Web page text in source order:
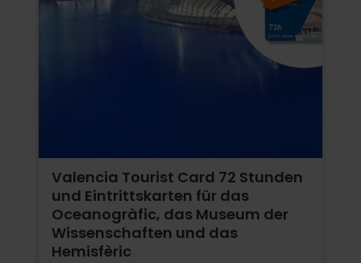
Valencia Tourist Card 72 Stunden
und Eintrittskarten für das
Oceanogràfic, das Museum der
Wissenschaften und das
Hemisfèric